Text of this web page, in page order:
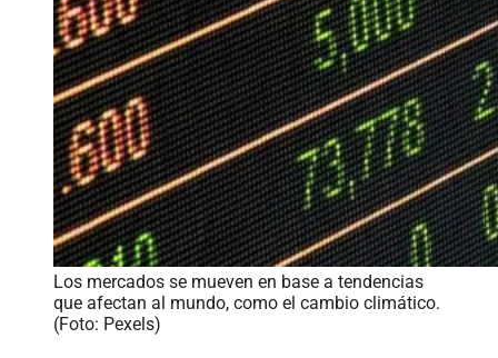
Los mercados se mueven en base a tendencias
que afectan al mundo, como el cambio climático.
(Foto: Pexels)